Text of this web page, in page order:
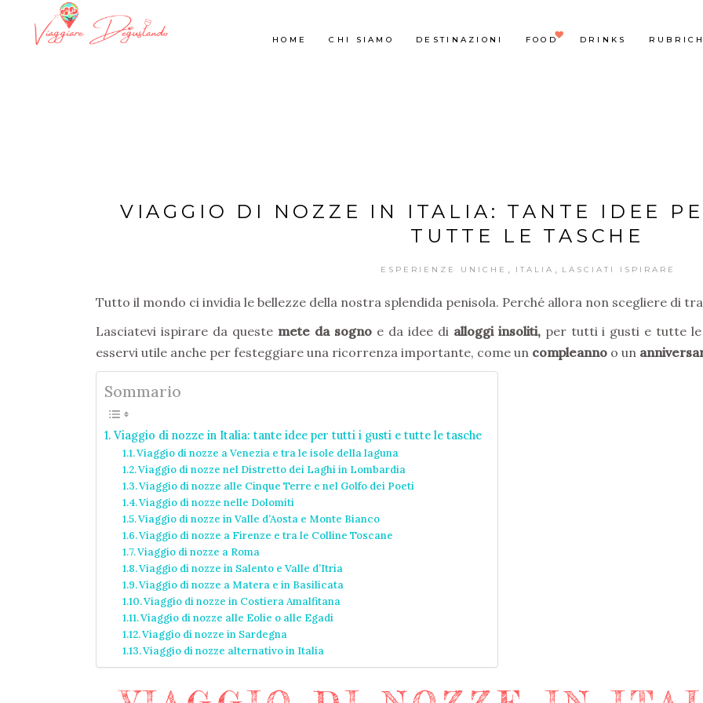
HOME CHI SIAMO DESTINAZIONI FOOD DRINKS
VIAGGIO DI NOZZE IN ITALIA: TANTE IDEE
TUTTE LE TASCHE
ESPERIENZE UNICHE ITALIA LASCIATI ISPIRARE
Tutto il mondo ci invidia le bellezze della nostra splendida penisola. Perché allora non scegliere di
Lasciatevi ispirare da queste mete da sognoe da idee di alloggi insoliti,per tutti i gusti e tutte le
esservi utile anche per festeggiare una ricorrenza importante, come un compleanno o un
Sommario
Viaggio di nozze in Italia: tante idee per tutti i gusti e tutte le tasche
Viaggio di nozze a Venezia e tra le isole della laguna
Viaggio di nozze nel Distretto dei Laghi in Lombardia
Viaggio di nozze alle Cinque Terre e nel Golfo dei Poeti
Viaggio di nozze nelle Dolomiti
Viaggio di nozze in Valle d’Aosta e Monte Bianco
Viaggio di nozze a Firenze e tra le Colline Toscane
Viaggio di nozze a Roma
Viaggio di nozze in Salento e Valle d’Itria
Viaggio di nozze a Matera e in Basilicata
Viaggio di nozze in Costiera Amalfitana
Viaggio di nozze alle Eolie o alle Egadi
Viaggio di nozze in Sardegna
Viaggio di nozze alternativo in Italia